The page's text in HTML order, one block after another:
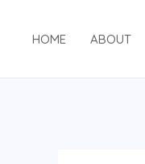
HOME ABOUT